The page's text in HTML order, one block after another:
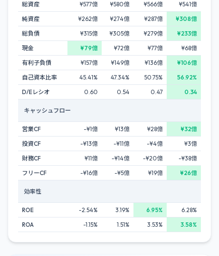
総資産 ¥577億 ¥580億 ¥566億
¥541億
純資産
¥262億 ¥274億 ¥287億
¥308億
総負債
¥315億 ¥305億 ¥279億
¥233億
現金
¥79億 ¥72億 ¥77億
¥68億
有利子負債
¥157億 ¥149億 ¥136億
¥106億
自己資本比率
45.41% 47.34% 50.75%
56.92%
D/Eレシオ
0.60 0.54 0.47 0.34
キャッシュフロー
営業CF -¥1億 ¥13億 ¥28億
¥32億
投資CF
-¥13億 -¥11億 -¥4億
¥3億
財務CF
¥11億 -¥14億 -¥20億
-¥38億
フリーCF
-¥16億 -¥5億 ¥19億 ¥26億
効率性
ROE -2.54% 3.19% 6.95%
6.28%
ROA
-1.15% 1.51% 3.53% 3.58%